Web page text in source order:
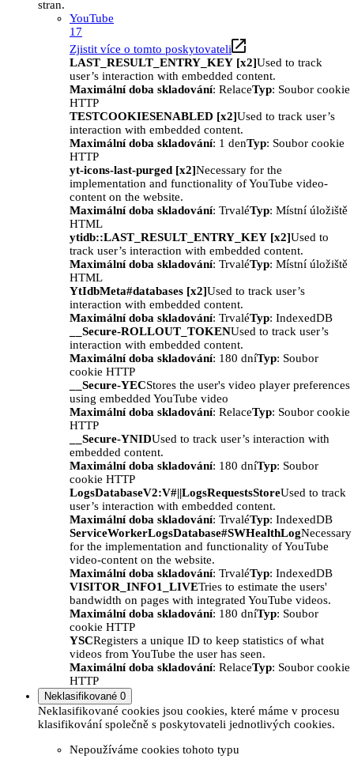
stran.
YouTube
17
Zjistit více o tomto poskytovateli
LAST_RESULT_ENTRY_KEY [x2]Used to track
user’s interaction with embedded content.
Maximální doba skladování: RelaceTyp: Soubor cookie
HTTP
TESTCOOKIESENABLED [x2]Used to track user’s
interaction with embedded content.
Maximální doba skladování: 1 denTyp: Soubor cookie
HTTP
yt-icons-last-purged [x2]Necessary for the
implementation and functionality of YouTube video-
content on the website.
Maximální doba skladování: TrvaléTyp: Místní úložiště
HTML
ytidb::LAST_RESULT_ENTRY_KEY [x2]Used to
track user’s interaction with embedded content.
Maximální doba skladování: TrvaléTyp: Místní úložiště
HTML
YtIdbMeta#databases [x2]Used to track user’s
interaction with embedded content.
Maximální doba skladování: TrvaléTyp: IndexedDB
__Secure-ROLLOUT_TOKENUsed to track user’s
interaction with embedded content.
Maximální doba skladování: 180 dníTyp: Soubor
cookie HTTP
__Secure-YECStores the user's video player preferences
using embedded YouTube video
Maximální doba skladování: RelaceTyp: Soubor cookie
HTTP
__Secure-YNIDUsed to track user’s interaction with
embedded content.
Maximální doba skladování: 180 dníTyp: Soubor
cookie HTTP
LogsDatabaseV2:V#||LogsRequestsStoreUsed to track
user’s interaction with embedded content.
Maximální doba skladování: TrvaléTyp: IndexedDB
ServiceWorkerLogsDatabase#SWHealthLogNecessary
for the implementation and functionality of YouTube
video-content on the website.
Maximální doba skladování: TrvaléTyp: IndexedDB
VISITOR_INFO1_LIVETries to estimate the users'
bandwidth on pages with integrated YouTube videos.
Maximální doba skladování: 180 dníTyp: Soubor
cookie HTTP
YSCRegisters a unique ID to keep statistics of what
videos from YouTube the user has seen.
Maximální doba skladování: RelaceTyp: Soubor cookie
HTTP
Neklasifikované 0
Neklasifikované cookies jsou cookies, které máme v procesu
klasifikování společně s poskytovateli jednotlivých cookies.
Nepoužíváme cookies tohoto typu